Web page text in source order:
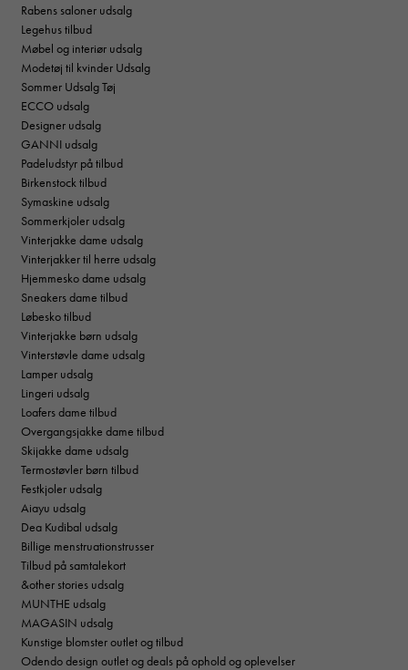
Rabens saloner udsalg
Legehus tilbud
Møbel og interiør udsalg
Modetøj til kvinder Udsalg
Sommer Udsalg Tøj
ECCO udsalg
Designer udsalg
GANNI udsalg
Padeludstyr på tilbud
Birkenstock tilbud
Symaskine udsalg
Sommerkjoler udsalg
Vinterjakke dame udsalg
Vinterjakker til herre udsalg
Hjemmesko dame udsalg
Sneakers dame tilbud
Løbesko tilbud
Vinterjakke børn udsalg
Vinterstøvle dame udsalg
Lamper udsalg
Lingeri udsalg
Loafers dame tilbud
Overgangsjakke dame tilbud
Skijakke dame udsalg
Termostøvler børn tilbud
Festkjoler udsalg
Aiayu udsalg
Dea Kudibal udsalg
Billige menstruationstrusser
Tilbud på samtalekort
&other stories udsalg
MUNTHE udsalg
MAGASIN udsalg
Kunstige blomster outlet og tilbud
Odendo design outlet og deals på ophold og oplevelser